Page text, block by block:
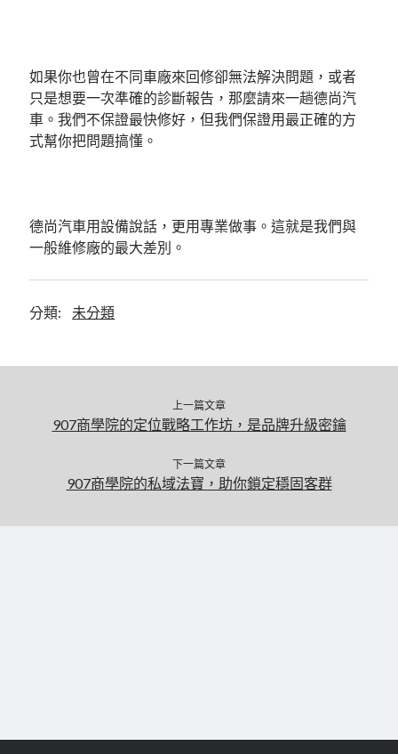
如果你也曾在不同車廠來回修卻無法解決問題，或者
只是想要一次準確的診斷報告，那麼請來一趟德尚汽
車。我們不保證最快修好，但我們保證用最正確的方
式幫你把問題搞懂。
德尚汽車用設備說話，更用專業做事。這就是我們與
一般維修廠的最大差別。
分類: 未分類
上一篇文章
907商學院的定位戰略工作坊，是品牌升級密鑰
下一篇文章
907商學院的私域法寶，助你鎖定穩固客群